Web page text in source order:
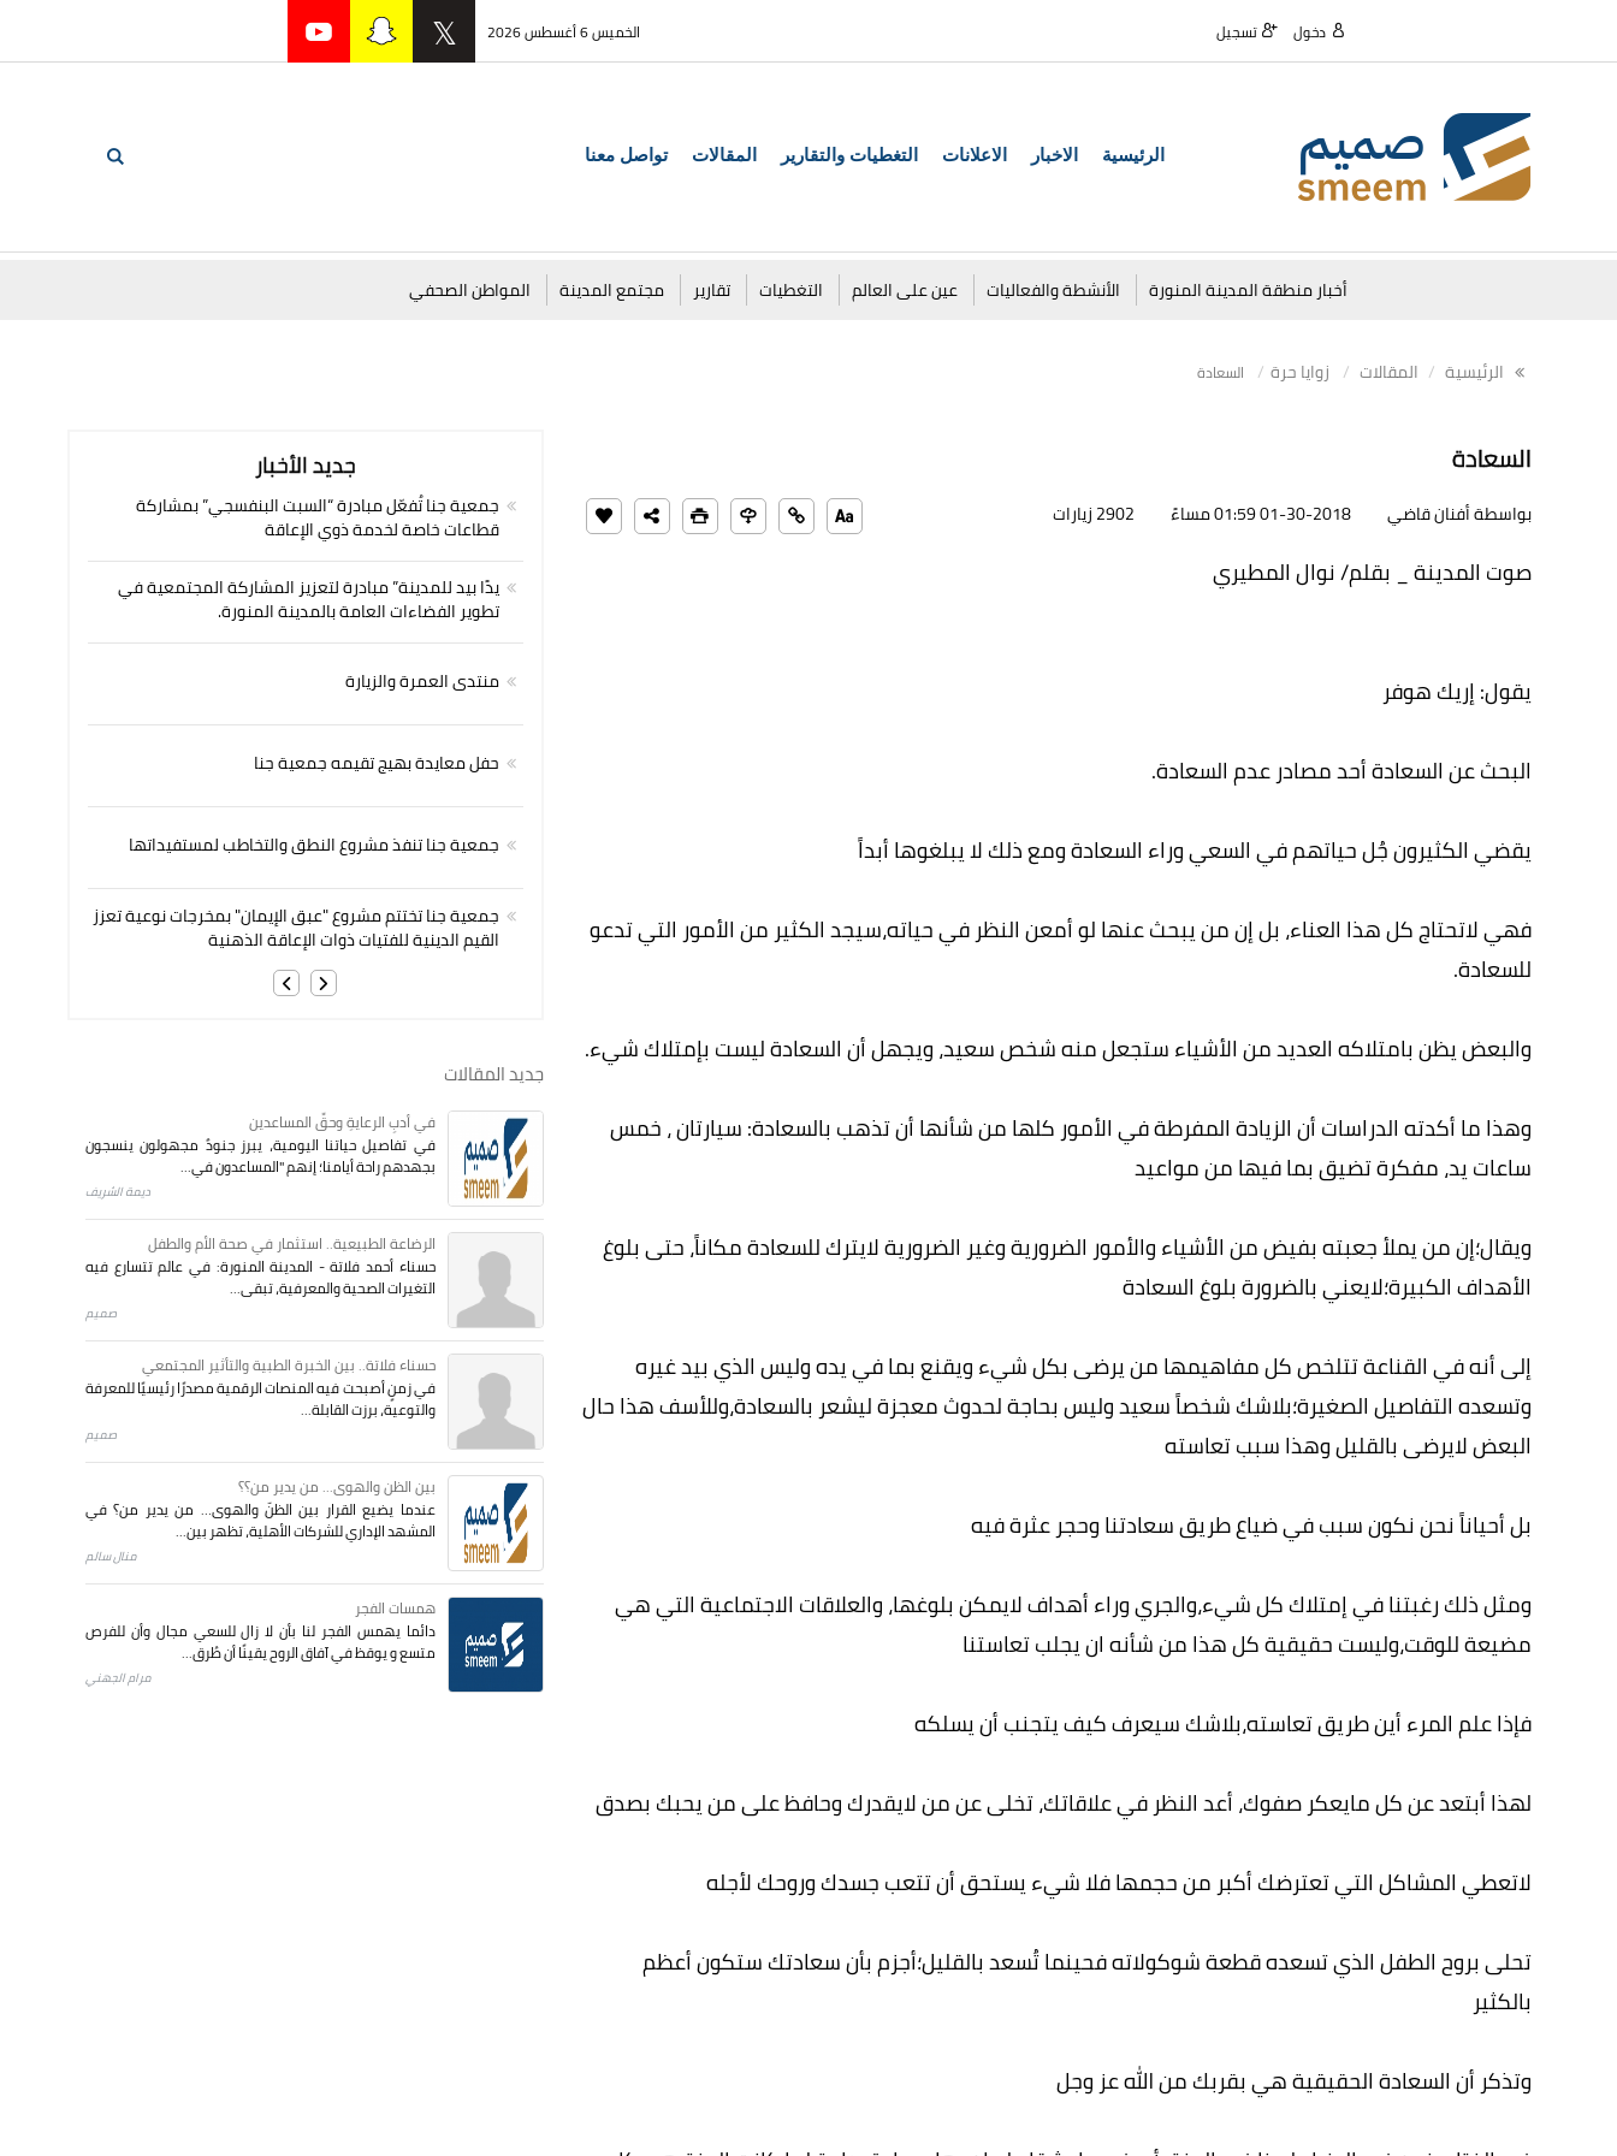
الخميس 6 أغسطس 2026 دخول تسجيل
الرئيسية الاخبار الاعلانات التغطيات والتقارير المقالات تواصل معنا
أخبار منطقة المدينة المنورة الأنشطة والفعاليات عين على العالم التغطيات تقارير مجتمع المدينة المواطن الصحفي
الرئيسية المقالات زوايا حرة السعادة
السعادة
بواسطة أفنان قاضي 01-30-2018 01:59 مساءً 2902 زيارات
صوت المدينة _ بقلم/ نوال المطيري
يقول: إريك هوفر
البحث عن السعادة أحد مصادر عدم السعادة.
يقضي الكثيرون جُل حياتهم في السعي وراء السعادة ومع ذلك لا يبلغوها أبداً
فهي لاتحتاج كل هذا العناء، بل إن من يبحث عنها لو أمعن النظر في حياته،سيجد الكثير من الأمور التي تدعو
للسعادة.
والبعض يظن بامتلاكه العديد من الأشياء ستجعل منه شخص سعيد، ويجهل أن السعادة ليست بإمتلاك شيء.
وهذا ما أكدته الدراسات أن الزيادة المفرطة في الأمور كلها من شأنها أن تذهب بالسعادة: سيارتان ، خمس
ساعات يد، مفكرة تضيق بما فيها من مواعيد
ويقال؛إن من يملأ جعبته بفيض من الأشياء والأمور الضرورية وغير الضرورية لايترك للسعادة مكاناً، حتى بلوغ
الأهداف الكبيرة؛لايعني بالضرورة بلوغ السعادة
إلى أنه في القناعة تتلخص كل مفاهيمها من يرضى بكل شيء ويقنع بما في يده وليس الذي بيد غيره
وتسعده التفاصيل الصغيرة؛بلاشك شخصاً سعيد وليس بحاجة لحدوث معجزة ليشعر بالسعادة،وللأسف هذا حال
البعض لايرضى بالقليل وهذا سبب تعاسته
بل أحياناً نحن نكون سبب في ضياع طريق سعادتنا وحجر عثرة فيه
ومثل ذلك رغبتنا في إمتلاك كل شيء،والجري وراء أهداف لايمكن بلوغها، والعلاقات الاجتماعية التي هي
مضيعة للوقت،وليست حقيقية كل هذا من شأنه ان يجلب تعاستنا
فإذا علم المرء أين طريق تعاسته،بلاشك سيعرف كيف يتجنب أن يسلكه
لهذا أبتعد عن كل مايعكر صفوك، أعد النظر في علاقاتك، تخلى عن من لايقدرك وحافظ على من يحبك بصدق
لاتعطي المشاكل التي تعترضك أكبر من حجمها فلا شيء يستحق أن تتعب جسدك وروحك لأجله
تحلى بروح الطفل الذي تسعده قطعة شوكولاته فحينما تُسعد بالقليل؛أجزم بأن سعادتك ستكون أعظم
بالكثير
وتذكر أن السعادة الحقيقية هي بقربك من الله عز وجل
جديد الأخبار
جمعية جنا تُفعّل مبادرة “السبت البنفسجي” بمشاركة
قطاعات خاصة لخدمة ذوي الإعاقة
يدًا بيد للمدينة” مبادرة لتعزيز المشاركة المجتمعية في
تطوير الفضاءات العامة بالمدينة المنورة.
منتدى العمرة والزيارة
حفل معايدة بهيج تقيمه جمعية جنا
جمعية جنا تنفذ مشروع النطق والتخاطب لمستفيداتها
جمعية جنا تختتم مشروع "عبق الإيمان" بمخرجات نوعية تعزز
القيم الدينية للفتيات ذوات الإعاقة الذهنية
جديد المقالات
في أدبِ الرعايةِ وحقِّ المساعدين
في تفاصيل حياتنا اليومية، يبرز جنودٌ مجهولون ينسجون
بجهدهم راحة أيامنا؛ إنهم "المساعدون في...
ديمة الشريف
الرضاعة الطبيعية.. استثمار في صحة الأم والطفل
حسناء أحمد فلاتة - المدينة المنورة: في عالم تتسارع فيه
التغيرات الصحية والمعرفية، تبقى...
صميم
حسناء فلاتة.. بين الخبرة الطبية والتأثير المجتمعي
في زمنٍ أصبحت فيه المنصات الرقمية مصدرًا رئيسيًا للمعرفة
والتوعية، برزت القابلة...
صميم
بين الظن والهوى... من يدير من؟؟
عندما يضيع القرار بين الظنّ والهوى… من يدير من؟ في
المشهد الإداري للشركات الأهلية، تظهر بين...
منال سالم
همسات الفجر
دائما يهمس الفجر لنا بأن لا زال للسعي مجال وأن للفرص
متسع و يوقظ في آفاق الروح يقينًا أن طُرق...
مرام الجهني